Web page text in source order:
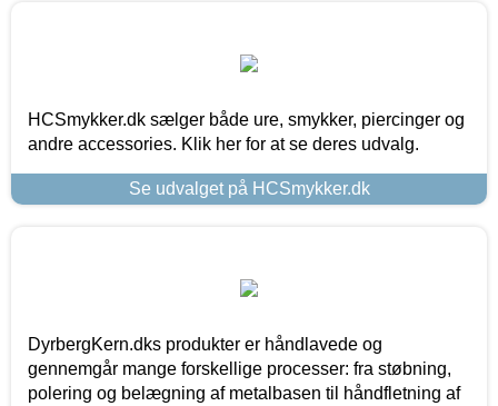
HCSmykker.dk sælger både ure, smykker, piercinger og
andre accessories. Klik her for at se deres udvalg.
Se udvalget på HCSmykker.dk
DyrbergKern.dks produkter er håndlavede og
gennemgår mange forskellige processer: fra støbning,
polering og belægning af metalbasen til håndfletning af